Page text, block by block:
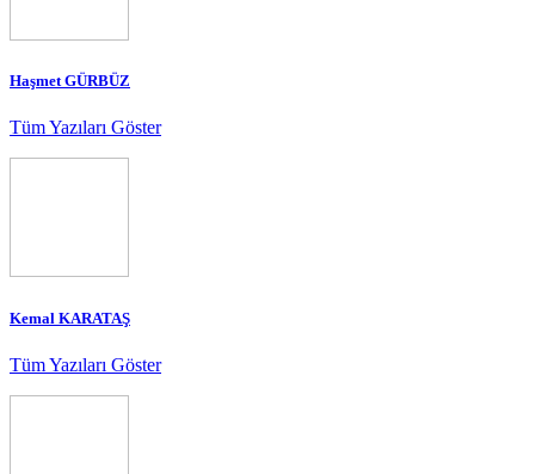
Haşmet GÜRBÜZ
Tüm Yazıları Göster
Kemal KARATAŞ
Tüm Yazıları Göster